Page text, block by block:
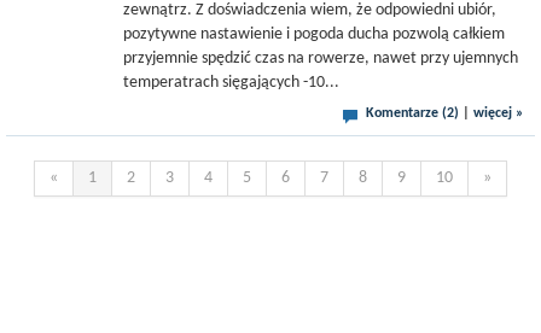
zewnątrz. Z doświadczenia wiem, że odpowiedni ubiór,
pozytywne nastawienie i pogoda ducha pozwolą całkiem
przyjemnie spędzić czas na rowerze, nawet przy ujemnych
temperatrach sięgających -10...
Komentarze (2) więcej »
« 1 2 3 4 5 6 7 8 9 10 »